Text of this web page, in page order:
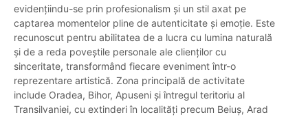
evidențiindu-se prin profesionalism și un stil axat pe
captarea momentelor pline de autenticitate și emoție. Este
recunoscut pentru abilitatea de a lucra cu lumina naturală
și de a reda poveștile personale ale clienților cu
sinceritate, transformând fiecare eveniment într-o
reprezentare artistică. Zona principală de activitate
include Oradea, Bihor, Apuseni și întregul teritoriu al
Transilvaniei, cu extinderi în localități precum Beiuș, Arad